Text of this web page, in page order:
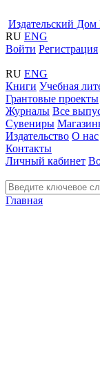
Издательский
RU ENG
Войти Регистрация
RU ENG
Книги Учебная
Грантовые проекты
Журналы Все
Сувениры
Издательство О нас
Контакты
Личный кабинет
Главная